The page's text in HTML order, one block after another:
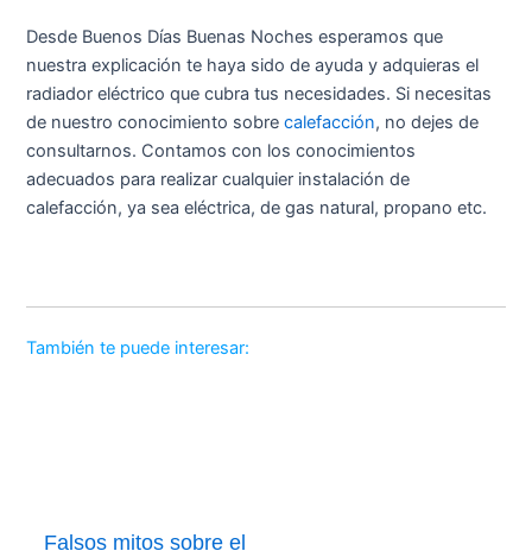
Desde Buenos Días Buenas Noches esperamos que
nuestra explicación te haya sido de ayuda y adquieras el
radiador eléctrico que cubra tus necesidades. Si necesitas
de nuestro conocimiento sobrecalefacción, no dejes de
consultarnos. Contamos con los conocimientos
adecuados para realizar cualquier instalación de
calefacción, ya sea eléctrica, de gas natural, propano etc.
También te puede interesar:
Falsos mitos sobre el